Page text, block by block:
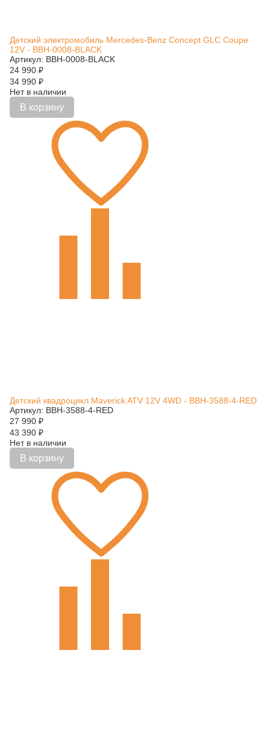
Детский электромобиль Mercedes-Benz Concept GLC Coupe
12V - BBH-0008-BLACK
Артикул: BBH-0008-BLACK
24 990 ₽
34 990 ₽
Нет в наличии
В корзину
Детский квадроцикл Maverick ATV 12V 4WD - BBH-3588-4-RED
Артикул: BBH-3588-4-RED
27 990 ₽
43 390 ₽
Нет в наличии
В корзину